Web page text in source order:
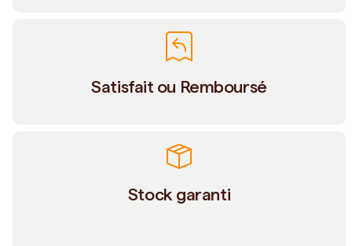
Satisfait ou Remboursé
Stock garanti